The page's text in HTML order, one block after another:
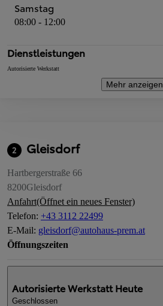
Samstag
08:00 - 12:00
Dienstleistungen
Autorisierte Werkstatt
Mehr anzeigen
2 Gleisdorf
Hartbergerstraße 66
8200Gleisdorf
Anfahrt(Öffnet ein neues Fenster)
Telefon: +43 3112 22499
E-Mail: gleisdorf@autohaus-prem.at
Öffnungszeiten
Autorisierte Werkstatt Heute
Geschlossen